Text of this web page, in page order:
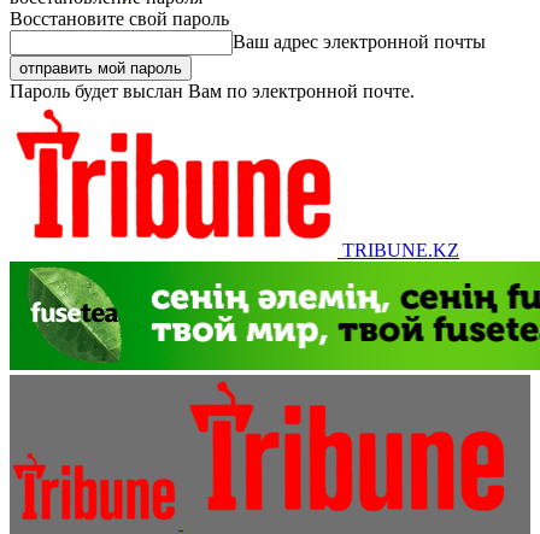
Восстановите свой пароль
Ваш адрес электронной почты
Пароль будет выслан Вам по электронной почте.
TRIBUNE.KZ